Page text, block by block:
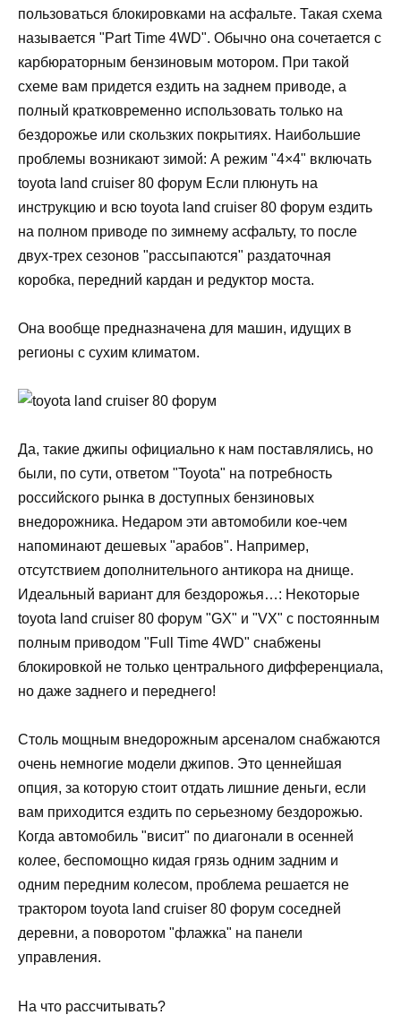
пользоваться блокировками на асфальте. Такая схема
называется "Part Time 4WD". Обычно она сочетается с
карбюраторным бензиновым мотором. При такой
схеме вам придется ездить на заднем приводе, а
полный кратковременно использовать только на
бездорожье или скользких покрытиях. Наибольшие
проблемы возникают зимой: А режим "4×4" включать
toyota land cruiser 80 форум Если плюнуть на
инструкцию и всю toyota land cruiser 80 форум ездить
на полном приводе по зимнему асфальту, то после
двух-трех сезонов "рассыпаются" раздаточная
коробка, передний кардан и редуктор моста.
Она вообще предназначена для машин, идущих в
регионы с сухим климатом.
Да, такие джипы официально к нам поставлялись, но
были, по сути, ответом "Toyota" на потребность
российского рынка в доступных бензиновых
внедорожника. Недаром эти автомобили кое-чем
напоминают дешевых "арабов". Например,
отсутствием дополнительного антикора на днище.
Идеальный вариант для бездорожья…: Некоторые
toyota land cruiser 80 форум "GX" и "VX" с постоянным
полным приводом "Full Time 4WD" снабжены
блокировкой не только центрального дифференциала,
но даже заднего и переднего!
Столь мощным внедорожным арсеналом снабжаются
очень немногие модели джипов. Это ценнейшая
опция, за которую стоит отдать лишние деньги, если
вам приходится ездить по серьезному бездорожью.
Когда автомобиль "висит" по диагонали в осенней
колее, беспомощно кидая грязь одним задним и
одним передним колесом, проблема решается не
трактором toyota land cruiser 80 форум соседней
деревни, а поворотом "флажка" на панели
управления.
На что рассчитывать?